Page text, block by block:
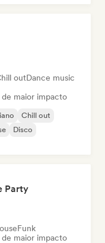
outDance music
de maior impacto
Chill out
Disco
Party
Funk
de maior impacto